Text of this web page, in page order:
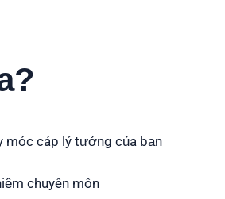
móc cáp lý tưởng của bạn